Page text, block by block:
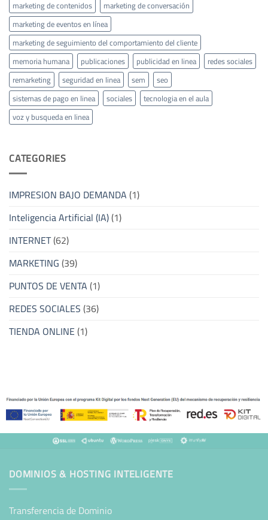
marketing de contenidos
marketing de conversación
marketing de eventos en línea
marketing de seguimiento del comportamiento del cliente
memoria humana
publicaciones publicidad en linea
redes sociales
remarketing
seguridad en linea sem
seo
sistemas de pago en linea
sociales
tecnologia en el aula
voz y busqueda en linea
CATEGORIES
IMPRESION BAJO DEMANDA(1)
Inteligencia Artificial (IA)(1)
INTERNET(62)
MARKETING(39)
PUNTOS DE VENTA(1)
REDES SOCIALES(36)
TIENDA ONLINE(1)
DOMINIOS & HOSTING INTELIGENTE
Transferencia de Dominio